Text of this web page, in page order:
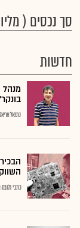
סך נכסים (
חדשות
נתנאל
כתבי גלובס